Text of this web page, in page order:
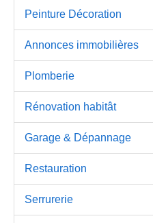
Peinture Décoration
Annonces immobilières
Plomberie
Rénovation habitât
Garage & Dépannage
Restauration
Serrurerie